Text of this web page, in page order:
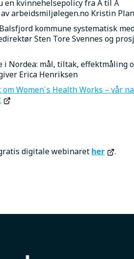
en kvinnehelsepolicy fra A til Å
arbeidsmiljølegen.no Kristin
kommune systematisk
Sten Tore Svennes og
i Nordea: mål, tiltak, effektmåling
Erica Henriksen
om Women´s Health Works – vår
digitale webinaret her .